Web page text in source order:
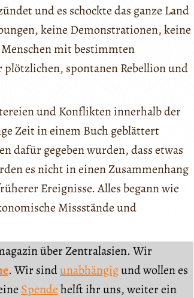
und es schockte das ganze Land
keine Demonstrationen, keine
mit bestimmten
spontanen Rebellion und
und Konflikten innerhalb der
Zeit in einem Buch geblättert
dafür gegeben wurden, dass etwas
es nicht in einen Zusammenhang
Ereignisse. Alles begann wie
Missstände und
über Zentralasien. Wir
. Wir sindunabhängigund wollen es
Spendehelft ihr uns, weiter ein